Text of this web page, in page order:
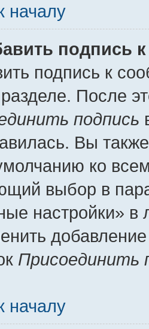
началу
подпись
подпись к
После
подпись
Вы
ко
выбор в
настройки»
Присоединить
началу